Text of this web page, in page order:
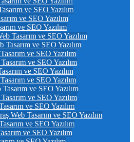
ve SEO Yazılım
ve SEO Yazılım
ve SEO Yazılım
Tasarım ve SEO Yazılım
Tasarım ve SEO Yazılım
ve SEO Yazılım
ve SEO Yazılım
ve SEO Yazılım
ve SEO Yazılım
ve SEO Yazılım
ve SEO Yazılım
ve SEO Yazılım
Web Tasarım ve SEO Yazılım
ve SEO Yazılım
ve SEO Yazılım